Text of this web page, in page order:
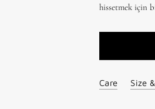
hissetmek için
Care Size